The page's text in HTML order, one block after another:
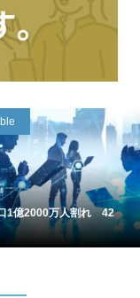
1億2000万人割れ 42